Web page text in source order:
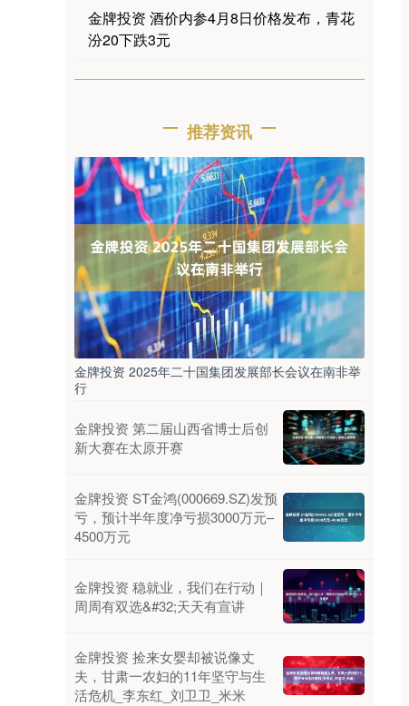
金牌投资 酒价内参4月8日价格发布，青花
汾20下跌3元
推荐资讯
金牌投资 2025年二十国集团发展部长会议在南非举
行
金牌投资 第二届山西省博士后创
新大赛在太原开赛
金牌投资 ST金鸿(000669.SZ)发预
亏，预计半年度净亏损3000万元–
4500万元
金牌投资 稳就业，我们在行动｜
周周有双选&#32;天天有宣讲
金牌投资 捡来女婴却被说像丈
夫，甘肃一农妇的11年坚守与生
活危机_李东红_刘卫卫_米米